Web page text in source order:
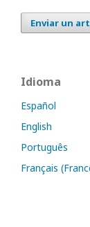
Enviar un
Idioma
Español
English
Português
Français